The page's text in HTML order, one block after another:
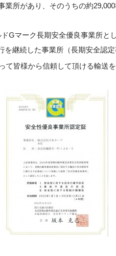
業所があり、そのうちの約
Gマーク長期安全優良事業所と
継続した事業所（長期安全認
て皆様から信頼して頂ける輸送